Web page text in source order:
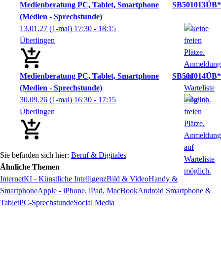
Medienberatung PC, Tablet, Smartphone
(Medien - Sprechstunde)
SB501013ÜB*
13.01.27 (1-mal) 17:30 - 18:15
Überlingen
Medienberatung PC, Tablet, Smartphone
(Medien - Sprechstunde)
SB501014ÜB*
30.09.26 (1-mal) 16:30 - 17:15
Überlingen
Beruf & Digitales
Ähnliche Themen
InternetKI - Künstliche IntelligenzBild & VideoHandy &
SmartphoneApple - iPhone, iPad, MacBookAndroid Smartphone &
TabletPC-SprechstundeSocial Media